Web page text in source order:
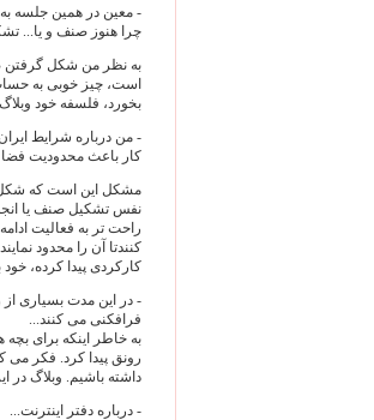
- معین در همین جلسه
چرا هنوز صنف و یا...
است، چیز خوبی به
بخورد، فلسفه خود
- من درباره شرایط
کار باعث محدودیت
مشکل این است که شکل
نفس تشکیل صنف یا
راحت تر به فعالیت
کنندتا آن را محدود
کارکردی پیدا کرده،
- در این مدت بسیاری از
فرافکنی می کنند...
به خاطر اینکه برای بچه
رونق پیدا کرد. فکر می
داشته باشیم. وبلاگ در
- درباره دفتر اینترنت...